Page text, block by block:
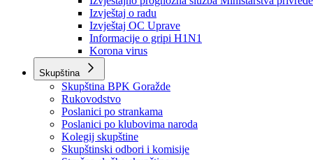
Obavještenja i izvještaji
Obavještenja Vlade
Izvještajno prognozna služba Ministarstva privrede
Izvještaj o radu
Izvještaj OC Uprave
Informacije o gripi H1N1
Korona virus
Skupština
Skupština BPK Goražde
Rukovodstvo
Poslanici po strankama